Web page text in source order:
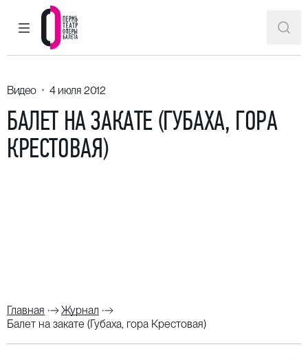
ГЛАВНОЕ МЕНЮ
Пермский театр оперы и балета
Видео 4 июля 2012
БАЛЕТ НА ЗАКАТЕ (ГУБАХА, ГОРА
КРЕСТОВАЯ)
Главная
Журнал
Балет на закате (Губаха, гора Крестовая)